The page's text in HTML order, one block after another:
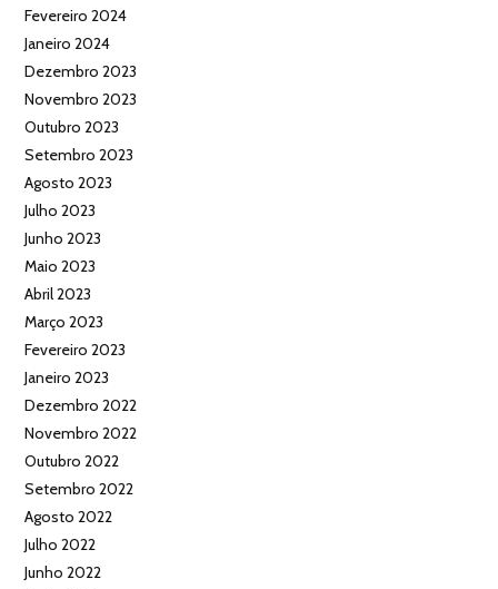
Fevereiro 2024
Janeiro 2024
Dezembro 2023
Novembro 2023
Outubro 2023
Setembro 2023
Agosto 2023
Julho 2023
Junho 2023
Maio 2023
Abril 2023
Março 2023
Fevereiro 2023
Janeiro 2023
Dezembro 2022
Novembro 2022
Outubro 2022
Setembro 2022
Agosto 2022
Julho 2022
Junho 2022